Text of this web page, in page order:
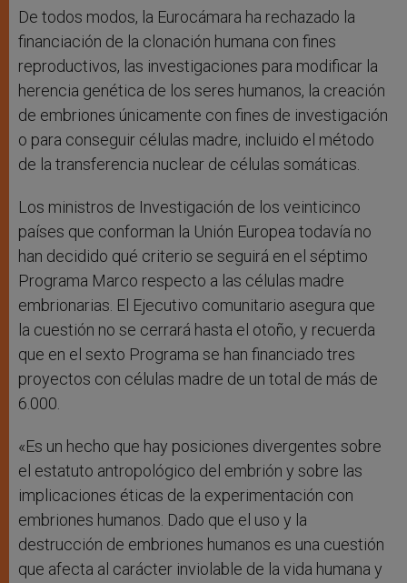
De todos modos, la Eurocámara ha rechazado la
financiación de la clonación humana con fines
reproductivos, las investigaciones para modificar la
herencia genética de los seres humanos, la creación
de embriones únicamente con fines de investigación
o para conseguir células madre, incluido el método
de la transferencia nuclear de células somáticas.
Los ministros de Investigación de los veinticinco
países que conforman la Unión Europea todavía no
han decidido qué criterio se seguirá en el séptimo
Programa Marco respecto a las células madre
embrionarias. El Ejecutivo comunitario asegura que
la cuestión no se cerrará hasta el otoño, y recuerda
que en el sexto Programa se han financiado tres
proyectos con células madre de un total de más de
6.000.
«Es un hecho que hay posiciones divergentes sobre
el estatuto antropológico del embrión y sobre las
implicaciones éticas de la experimentación con
embriones humanos. Dado que el uso y la
destrucción de embriones humanos es una cuestión
que afecta al carácter inviolable de la vida humana y